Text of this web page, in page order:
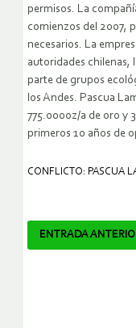
permisos. La
comienzos del 2007,
necesarios. La
autoridades chilenas,
parte de grupos
los Andes. Pascua
775.000oz/a de oro y
primeros 10 años de
CONFLICTO: PASCUA
ENTRADA